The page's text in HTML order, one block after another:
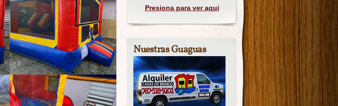
Presiona para ver aqui
Nuestras Guaguas